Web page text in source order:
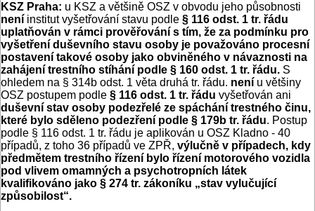
KSZ Praha: u KSZ a většině OSZ v obvodu jeho působnosti
není institut vyšetřování stavu podle § 116 odst. 1 tr. řádu
uplatňován v rámci prověřování s tím, že za podmínku pro
vyšetření duševního stavu osoby je považováno procesní
postavení takové osoby jako obviněného v návaznosti na
zahájení trestního stíhání podle § 160 odst. 1 tr. řádu. S
ohledem na § 314b odst. 1 věta druhá tr. řádu. není u většiny
OSZ postupem podle § 116 odst. 1 tr. řádu vyšetřován ani
duševní stav osoby podezřelé ze spáchání trestného činu,
které bylo sděleno podezření podle § 179b tr. řádu. Postup
podle § 116 odst. 1 tr. řádu je aplikován u OSZ Kladno - 40
případů, z toho 36 případů ve ZPŘ, výlučně v případech, kdy
předmětem trestního řízení bylo řízení motorového vozidla
pod vlivem omamných a psychotropních látek
kvalifikováno jako § 274 tr. zákoníku „stav vylučující
způsobilost“.